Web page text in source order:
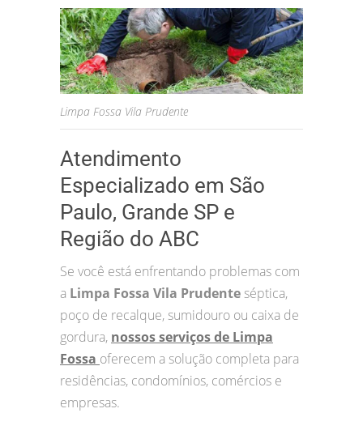
Limpa Fossa Vila Prudente
Atendimento
Especializado em São
Paulo, Grande SP e
Região do ABC
Se você está enfrentando problemas com
a Limpa Fossa Vila Prudente séptica,
poço de recalque, sumidouro ou caixa de
gordura, nossos serviços de Limpa
Fossa oferecem a solução completa para
residências, condomínios, comércios e
empresas.